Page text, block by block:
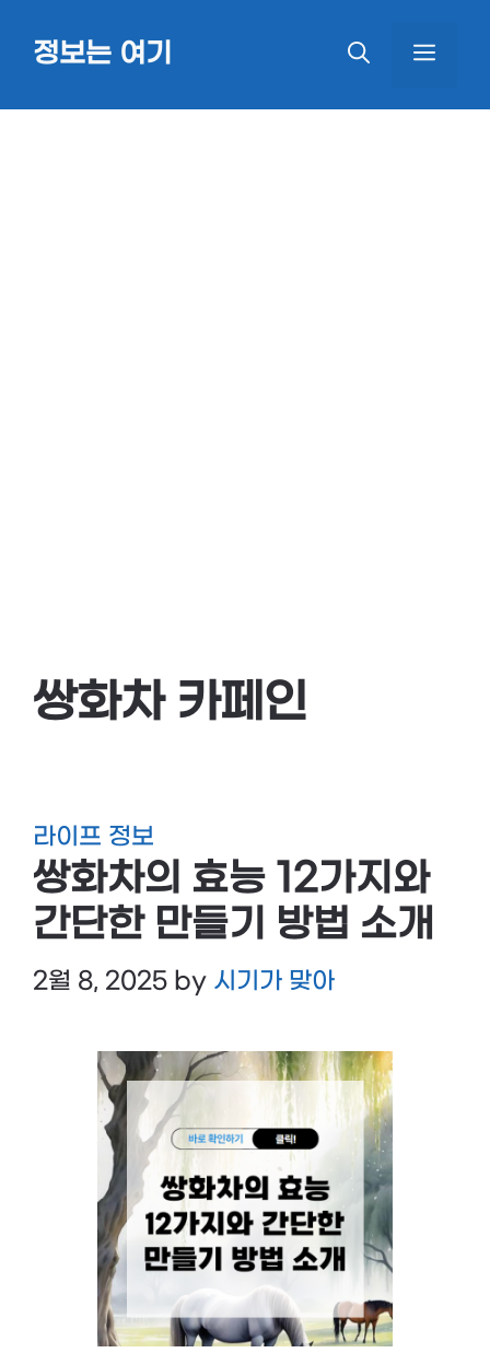
정보는 여기
쌍화차 카페인
라이프 정보
쌍화차의 효능 12가지와
간단한 만들기 방법 소개
2월 8, 2025 by 시기가 맞아